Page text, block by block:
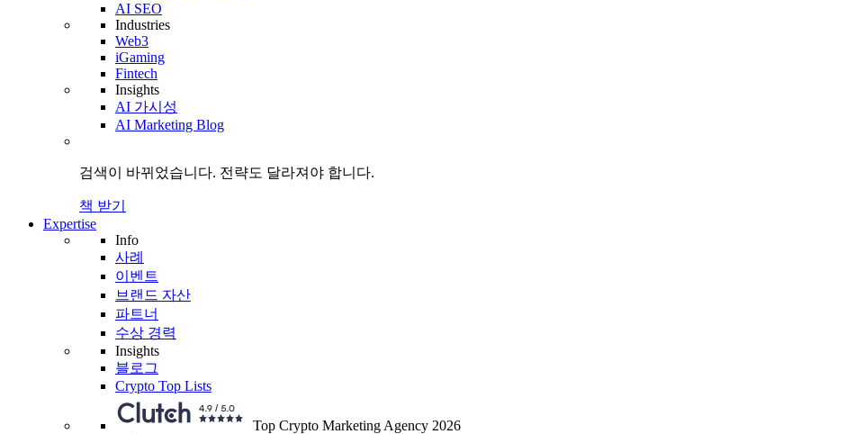
AI SEO
Industries
Web3
iGaming
Fintech
Insights
AI 가시성
AI Marketing Blog
검색이 바뀌었습니다. 전략도 달라져야 합니다.
책 받기
Expertise
Info
사례
이벤트
브랜드 자산
파트너
수상 경력
Insights
블로그
Crypto Top Lists
Top Crypto Marketing Agency 2026